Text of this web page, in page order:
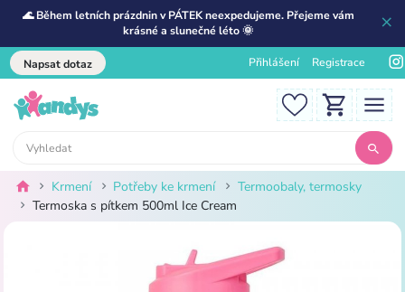
🌊 Během letních prázdnin v PÁTEK neexpedujeme. Přejeme vám
krásné a slunečné léto 🌞
Napsat dotaz Přihlášení Registrace
Krmení Potřeby ke krmení
Termoobaly, termosky
Termoska s pítkem 500ml Ice Cream